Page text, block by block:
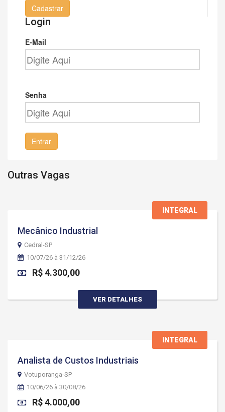
Cadastrar
Login
E-Mail
Senha
Entrar
Outras Vagas
INTEGRAL
Mecânico Industrial
Cedral-SP
10/07/26 à 31/12/26
R$ 4.300,00
VER DETALHES
INTEGRAL
Analista de Custos Industriais
Votuporanga-SP
10/06/26 à 30/08/26
R$ 4.000,00